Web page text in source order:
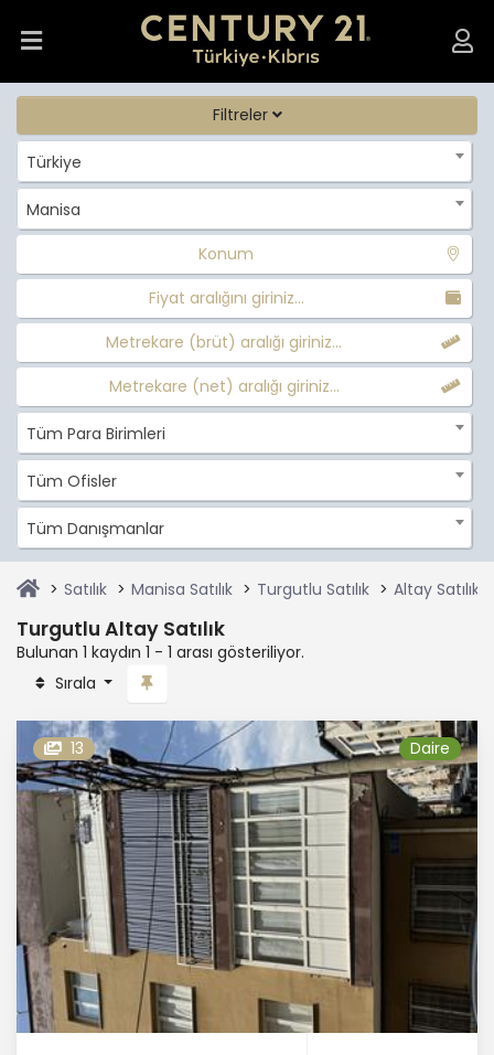
Filtreler
Türkiye
Manisa
Konum
Fiyat aralığını giriniz...
Metrekare (brüt) aralığı giriniz...
Metrekare (net) aralığı giriniz...
Tüm Para Birimleri
Tüm Ofisler
Tüm Danışmanlar
Satılık Manisa Satılık Turgutlu Satılık Altay Satılık
Turgutlu Altay Satılık
Bulunan 1 kaydın 1 - 1 arası gösteriliyor.
Sırala
13 Daire